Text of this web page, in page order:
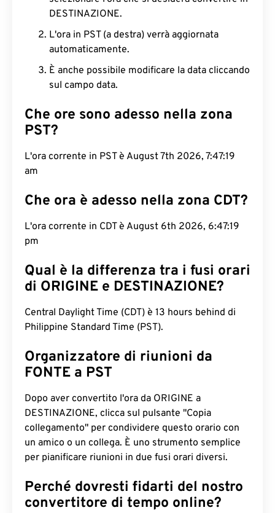
DESTINAZIONE.
L'ora in PST (a destra) verrà aggiornata
automaticamente.
È anche possibile modificare la data cliccando
sul campo data.
Che ore sono adesso nella zona
PST?
L'ora corrente in PST è August 7th 2026, 7:47:20
am
Che ora è adesso nella zona CDT?
L'ora corrente in CDT è August 6th 2026, 6:47:20
pm
Qual è la differenza tra i fusi orari
di ORIGINE e DESTINAZIONE?
Central Daylight Time (CDT) è 13 hours behind di
Philippine Standard Time (PST).
Organizzatore di riunioni da
FONTE a PST
Dopo aver convertito l'ora da ORIGINE a
DESTINAZIONE, clicca sul pulsante "Copia
collegamento" per condividere questo orario con
un amico o un collega. È uno strumento semplice
per pianificare riunioni in due fusi orari diversi.
Perché dovresti fidarti del nostro
convertitore di tempo online?